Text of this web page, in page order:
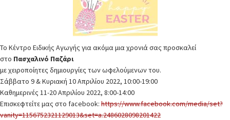
Το Κέντρο Ειδικής Αγωγής για ακόμα μια χρονιά σας προσκαλεί
στο Πασχαλινό Παζάρι
με χειροποίητες δημιουργίες των ωφελούμενων του.
Σάββατο 9 & Κυριακή 10 Απριλίου 2022, 10:00-19:00
Καθημερινές 11-20 Απριλίου 2022, 8:00-14:00
Επισκεφτείτε μας στο facebook: https://www.facebook.com/media/set?
vanity=1156752321129013&set=a.2486028098201422